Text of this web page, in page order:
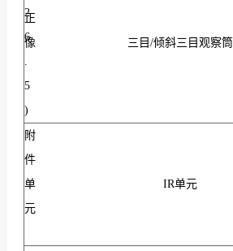
2
6
.
5
)
正
像
三目/倾斜三目观察筒
附
件
单
元
IR单元